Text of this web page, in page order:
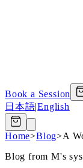
Book a Session
日本語|English
Home>Blog>A
Blog from M's